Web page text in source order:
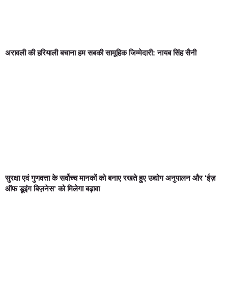
अरावली की हरियाली बचाना हम सबकी सामूहिक जिम्मेदारी: नायब सिंह सैनी
सुरक्षा एवं गुणवत्ता के सर्वोच्च मानकों को बनाए रखते हुए उद्योग अनुपालन और ‘ईज़
ऑफ डूइंग बिज़नेस’ को मिलेगा बढ़ावा